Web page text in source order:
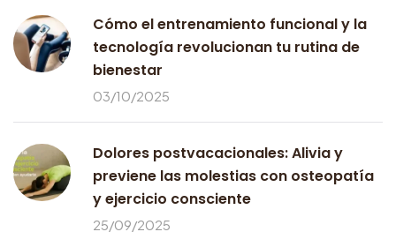
Cómo el entrenamiento funcional y la
tecnología revolucionan tu rutina de
bienestar
03/10/2025
Dolores postvacacionales: Alivia y
previene las molestias con osteopatía
y ejercicio consciente
25/09/2025